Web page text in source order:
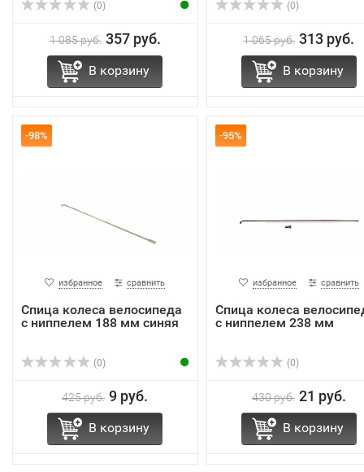
(0)
1 085 руб. 357 руб.
В корзину
(0)
1 065 руб. 313 руб.
В корзину
-98%
избранное сравнить
Спица колеса велосипеда
с ниппелем 188 мм синяя
(0)
425 руб. 9 руб.
В корзину
-95%
избранное сравнить
Спица колеса
с ниппелем 238 мм
(0)
430 руб. 21 руб.
В корзину